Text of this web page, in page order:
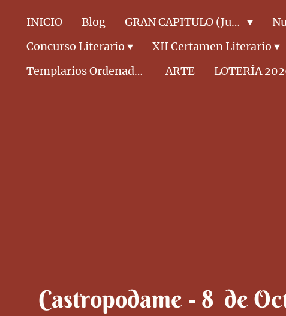
INICIO Blog GRAN CAPITULO (Junta Directiva)
Concurso Literario
XII Certamen Literario
Templarios Ordenados CABALLEROS
ARTE LOTERÍA
Castropodame - 8 de